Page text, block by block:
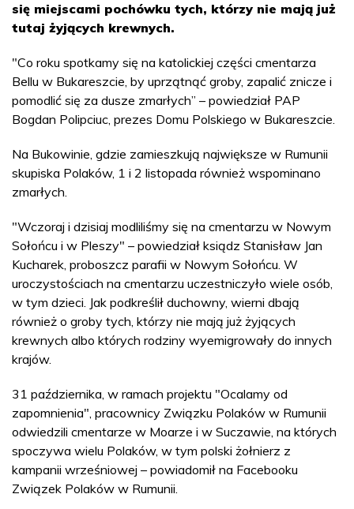
się miejscami pochówku tych, którzy nie mają już
tutaj żyjących krewnych.
"Co roku spotkamy się na katolickiej części cmentarza
Bellu w Bukareszcie, by uprzątnąć groby, zapalić znicze i
pomodlić się za dusze zmarłych” – powiedział PAP
Bogdan Polipciuc, prezes Domu Polskiego w Bukareszcie.
Na Bukowinie, gdzie zamieszkują największe w Rumunii
skupiska Polaków, 1 i 2 listopada również wspominano
zmarłych.
"Wczoraj i dzisiaj modliliśmy się na cmentarzu w Nowym
Sołońcu i w Pleszy" – powiedział ksiądz Stanisław Jan
Kucharek, proboszcz parafii w Nowym Sołońcu. W
uroczystościach na cmentarzu uczestniczyło wiele osób,
w tym dzieci. Jak podkreślił duchowny, wierni dbają
również o groby tych, którzy nie mają już żyjących
krewnych albo których rodziny wyemigrowały do innych
krajów.
31 października, w ramach projektu "Ocalamy od
zapomnienia", pracownicy Związku Polaków w Rumunii
odwiedzili cmentarze w Moarze i w Suczawie, na których
spoczywa wielu Polaków, w tym polski żołnierz z
kampanii wrześniowej – powiadomił na Facebooku
Związek Polaków w Rumunii.